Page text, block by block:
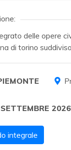
delle opere
di torino
SETTEMBRE 2026
integrale